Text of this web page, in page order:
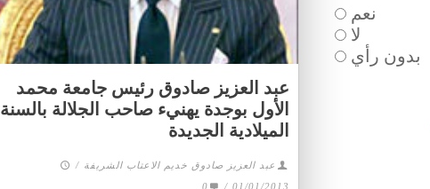
عبد العزيز صادوق رئيس جامعة محمد
الأول بوجدة يهنيء صاحب الجلالة بالسنة
الميلادية الجديدة
عبد العزيز صادوق خديم الاعتاب الشريفة /
01/01/2013
/
0
نعم
لا
بدون رأي